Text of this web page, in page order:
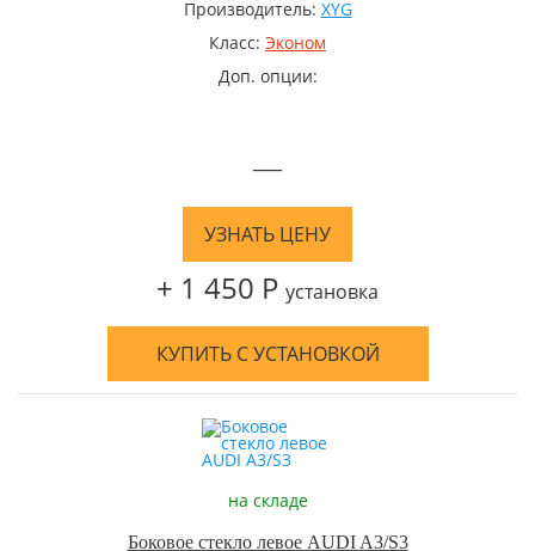
Производитель: XYG
Класс: Эконом
Доп. опции:
—
УЗНАТЬ ЦЕНУ
+ 1 450 Р установка
КУПИТЬ С УСТАНОВКОЙ
на складе
Боковое стекло левое AUDI A3/S3